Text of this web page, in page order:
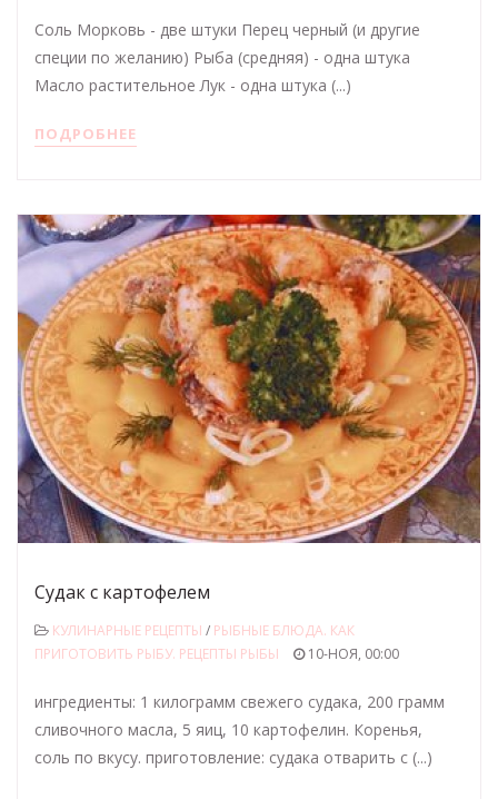
Соль Морковь - две штуки Перец черный (и другие
специи по желанию) Рыба (средняя) - одна штука
Масло растительное Лук - одна штука (...)
ПОДРОБНЕЕ
Судак с картофелем
КУЛИНАРНЫЕ РЕЦЕПТЫ / РЫБНЫЕ БЛЮДА. КАК
ПРИГОТОВИТЬ РЫБУ. РЕЦЕПТЫ РЫБЫ
10-НОЯ, 00:00
ингредиенты: 1 килограмм свежего судака, 200 грамм
сливочного масла, 5 яиц, 10 картофелин. Коренья,
соль по вкусу. приготовление: судака отварить с (...)